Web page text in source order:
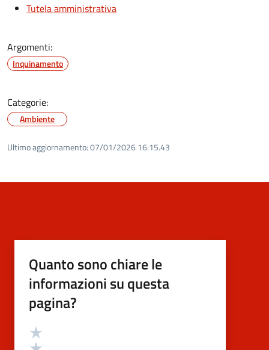
Tutela amministrativa
Argomenti:
Inquinamento
Categorie:
Ambiente
Ultimo aggiornamento:07/01/2026 16:15.43
Quanto sono chiare le
informazioni su questa
pagina?
Valutazione